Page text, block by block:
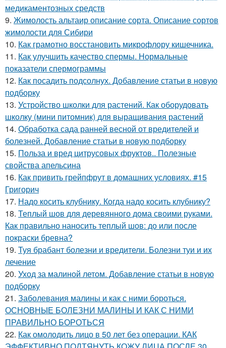
медикаментозных средств
9. Жимолость альтаир описание сорта. Описание сортов
жимолости для Сибири
10. Как грамотно восстановить микрофлору кишечника.
11. Как улучшить качество спермы. Нормальные
показатели спермограммы
12. Как посадить подсолнух. Добавление статьи в новую
подборку
13. Устройство школки для растений. Как оборудовать
школку (мини питомник) для выращивания растений
14. Обработка сада ранней весной от вредителей и
болезней. Добавление статьи в новую подборку
15. Польза и вред цитрусовых фруктов.. Полезные
свойства апельсина
16. Как привить грейпфрут в домашних условиях. #15
Григорич
17. Надо косить клубнику. Когда надо косить клубнику?
18. Теплый шов для деревянного дома своими руками.
Как правильно наносить теплый шов: до или после
покраски бревна?
19. Туя брабант болезни и вредители. Болезни туи и их
лечение
20. Уход за малиной летом. Добавление статьи в новую
подборку
21. Заболевания малины и как с ними бороться.
ОСНОВНЫЕ БОЛЕЗНИ МАЛИНЫ И КАК С НИМИ
ПРАВИЛЬНО БОРОТЬСЯ
22. Как омолодить лицо в 50 лет без операции. КАК